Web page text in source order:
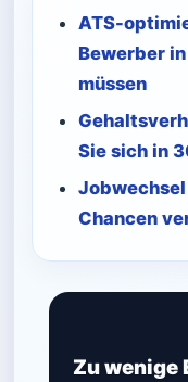
ATS-
Bewerber
müssen
Sie sich in
Chancen
Zu wenige